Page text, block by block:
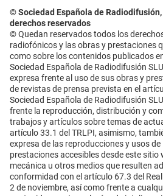
© Sociedad Española de
derechos reservados
© Quedan reservados todos los
radiofónicos y las obras y prestaciones
como sobre los contenidos publicados
Sociedad Española de Radiodifusión
expresa frente al uso de sus obras y
de revistas de prensa prevista en el
Sociedad Española de Radiodifusión
frente la reproducción, distribución y
trabajos y artículos sobre temas de
artículo 33.1 del TRLPI, asimismo,
expresa de las reproducciones y usos
prestaciones accesibles desde este sitio
mecánica u otros medios que resulten
conformidad con el artículo 67.3 del
2 de noviembre, así como frente a